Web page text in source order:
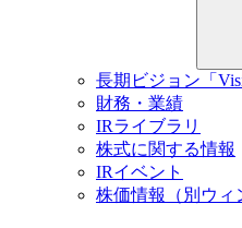
長期ビジョン「
財務・業績
IRライブラリ
株式に関する情報
IRイベント
株価情報
（別ウ